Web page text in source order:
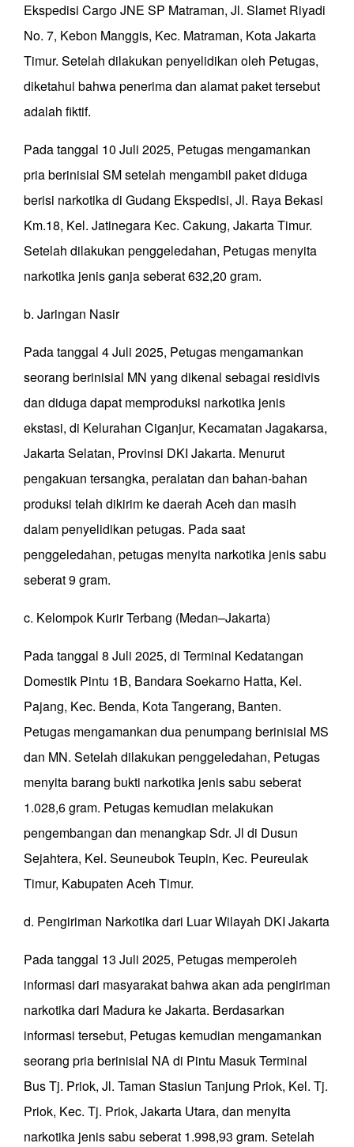
Ekspedisi Cargo JNE SP Matraman, Jl. Slamet Riyadi
No. 7, Kebon Manggis, Kec. Matraman, Kota Jakarta
Timur. Setelah dilakukan penyelidikan oleh Petugas,
diketahui bahwa penerima dan alamat paket tersebut
adalah fiktif.
Pada tanggal 10 Juli 2025, Petugas mengamankan
pria berinisial SM setelah mengambil paket diduga
berisi narkotika di Gudang Ekspedisi, Jl. Raya Bekasi
Km.18, Kel. Jatinegara Kec. Cakung, Jakarta Timur.
Setelah dilakukan penggeledahan, Petugas menyita
narkotika jenis ganja seberat 632,20 gram.
b. Jaringan Nasir
Pada tanggal 4 Juli 2025, Petugas mengamankan
seorang berinisial MN yang dikenal sebagai residivis
dan diduga dapat memproduksi narkotika jenis
ekstasi, di Kelurahan Ciganjur, Kecamatan Jagakarsa,
Jakarta Selatan, Provinsi DKI Jakarta. Menurut
pengakuan tersangka, peralatan dan bahan-bahan
produksi telah dikirim ke daerah Aceh dan masih
dalam penyelidikan petugas. Pada saat
penggeledahan, petugas menyita narkotika jenis sabu
seberat 9 gram.
c. Kelompok Kurir Terbang (Medan–Jakarta)
Pada tanggal 8 Juli 2025, di Terminal Kedatangan
Domestik Pintu 1B, Bandara Soekarno Hatta, Kel.
Pajang, Kec. Benda, Kota Tangerang, Banten.
Petugas mengamankan dua penumpang berinisial MS
dan MN. Setelah dilakukan penggeledahan, Petugas
menyita barang bukti narkotika jenis sabu seberat
1.028,6 gram. Petugas kemudian melakukan
pengembangan dan menangkap Sdr. Jl di Dusun
Sejahtera, Kel. Seuneubok Teupin, Kec. Peureulak
Timur, Kabupaten Aceh Timur.
d. Pengiriman Narkotika dari Luar Wilayah DKI Jakarta
Pada tanggal 13 Juli 2025, Petugas memperoleh
informasi dari masyarakat bahwa akan ada pengiriman
narkotika dari Madura ke Jakarta. Berdasarkan
informasi tersebut, Petugas kemudian mengamankan
seorang pria berinisial NA di Pintu Masuk Terminal
Bus Tj. Priok, Jl. Taman Stasiun Tanjung Priok, Kel. Tj.
Priok, Kec. Tj. Priok, Jakarta Utara, dan menyita
narkotika jenis sabu seberat 1.998,93 gram. Setelah